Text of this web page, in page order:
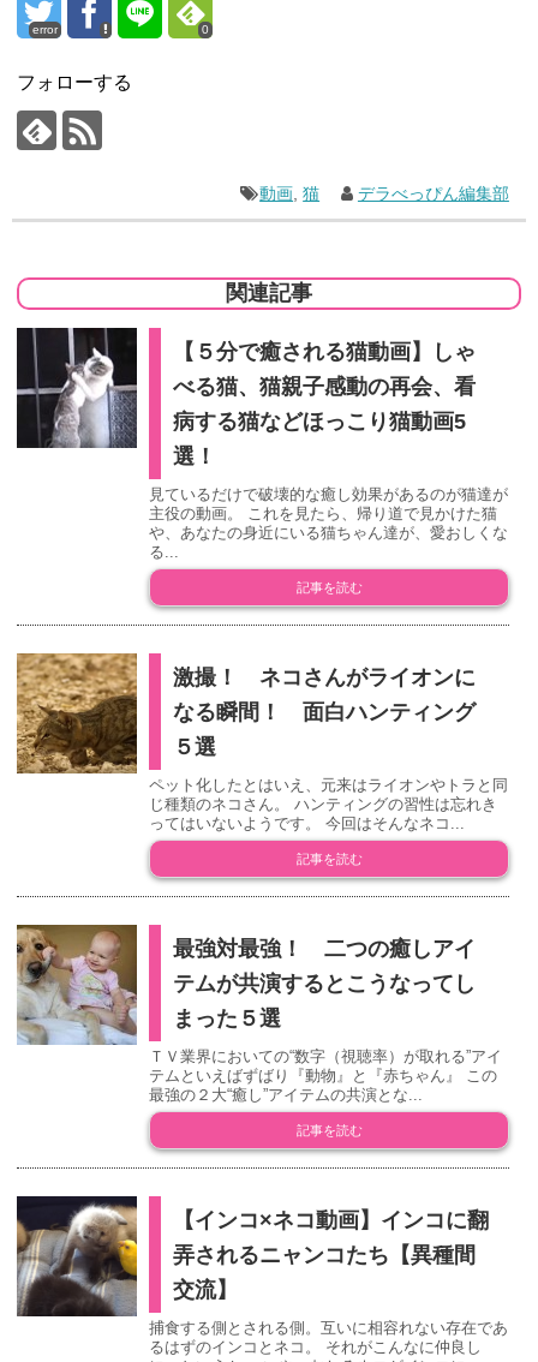
error 0
フォローする
動画,猫 デラべっぴん編集部
関連記事
【５分で癒される猫動画】しゃ
べる猫、猫親子感動の再会、看
病する猫などほっこり猫動画5
選！
見ているだけで破壊的な癒し効果があるのが猫達が
主役の動画。 これを見たら、帰り道で見かけた猫
や、あなたの身近にいる猫ちゃん達が、愛おしくな
る...
記事を読む
激撮！ ネコさんがライオンに
なる瞬間！ 面白ハンティング
５選
ペット化したとはいえ、元来はライオンやトラと同
じ種類のネコさん。 ハンティングの習性は忘れき
ってはいないようです。 今回はそんなネコ...
記事を読む
最強対最強！ 二つの癒しアイ
テムが共演するとこうなってし
まった５選
ＴＶ業界においての“数字（視聴率）が取れる”アイ
テムといえばずばり『動物』と『赤ちゃん』 この
最強の２大“癒し”アイテムの共演とな...
記事を読む
【インコ×ネコ動画】インコに翻
弄されるニャンコたち【異種間
交流】
捕食する側とされる側。互いに相容れない存在であ
るはずのインコとネコ。 それがこんなに仲良し